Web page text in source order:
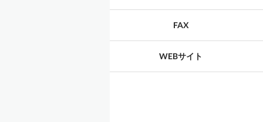
FAX
WEBサイト